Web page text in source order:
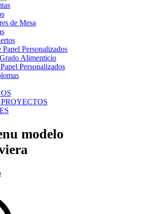
de Mesa
Papel Personalizados
Alimenticio
Personalizados
modelo